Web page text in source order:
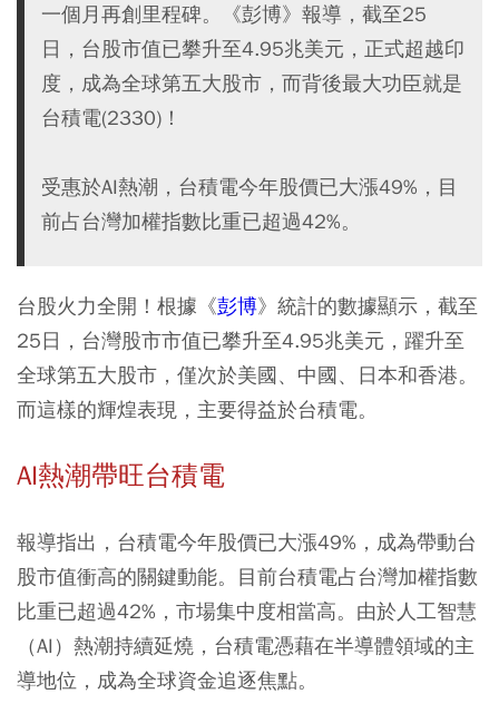
一個月再創里程碑。《彭博》報導，截至25
日，台股市值已攀升至4.95兆美元，正式超越印
度，成為全球第五大股市，而背後最大功臣就是
台積電(2330)！
受惠於AI熱潮，台積電今年股價已大漲49%，目
前占台灣加權指數比重已超過42%。
台股火力全開！根據《彭博》統計的數據顯示，截至
25日，台灣股市市值已攀升至4.95兆美元，躍升至
全球第五大股市，僅次於美國、中國、日本和香港。
而這樣的輝煌表現，主要得益於台積電。
AI熱潮帶旺台積電
報導指出，台積電今年股價已大漲49%，成為帶動台
股市值衝高的關鍵動能。目前台積電占台灣加權指數
比重已超過42%，市場集中度相當高。由於人工智慧
（AI）熱潮持續延燒，台積電憑藉在半導體領域的主
導地位，成為全球資金追逐焦點。